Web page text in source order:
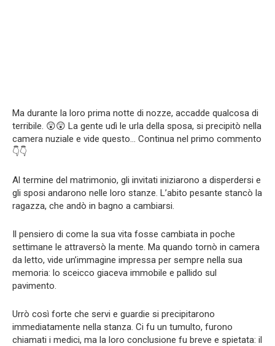
Ma durante la loro prima notte di nozze, accadde qualcosa di
terribile. 😲😲 La gente udì le urla della sposa, si precipitò nella
camera nuziale e vide questo… Continua nel primo commento
👇👇
Al termine del matrimonio, gli invitati iniziarono a disperdersi e
gli sposi andarono nelle loro stanze. L’abito pesante stancò la
ragazza, che andò in bagno a cambiarsi.
Il pensiero di come la sua vita fosse cambiata in poche
settimane le attraversò la mente. Ma quando tornò in camera
da letto, vide un’immagine impressa per sempre nella sua
memoria: lo sceicco giaceva immobile e pallido sul
pavimento.
Urrò così forte che servi e guardie si precipitarono
immediatamente nella stanza. Ci fu un tumulto, furono
chiamati i medici, ma la loro conclusione fu breve e spietata: il